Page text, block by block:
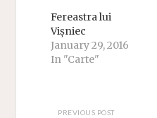
Fereastra lui
Vișniec
January 29, 2016
In "Carte"
PREVIOUS POST